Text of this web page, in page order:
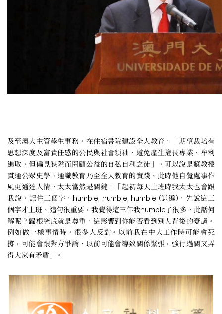
及至澳大主管學生事務，在住宿書院建設全人教育，「期望裁培有
思想深度及富責任感的公民與社會領袖，避免產生擅長專業、牟利
進取，但偏見狹隘而罔顧公益的自私自利之徒」，可以說是蘇教授
貫通公眾史學、通識教育乃至全人教育的實踐。此時他自覺處事作
風更通達人情，太太當然是關鍵：「起初每天上班時我太太也會跟
我說，記住三個字，humble, humble, humble (謙遜)，先說這三
個字才上班。這句很重要，我覺得這三年我humble了很多，此話何
解呢？歸根究底就是尊重，這影響到你能否看到別人背後的憂慮。
例如做一樣事情時，很多人反對。以前我在中大工作時可能會死
撐，可能會跟對方爭論，以前可能會導致關係緊張，強行過關又弄
得大家有矛盾」。